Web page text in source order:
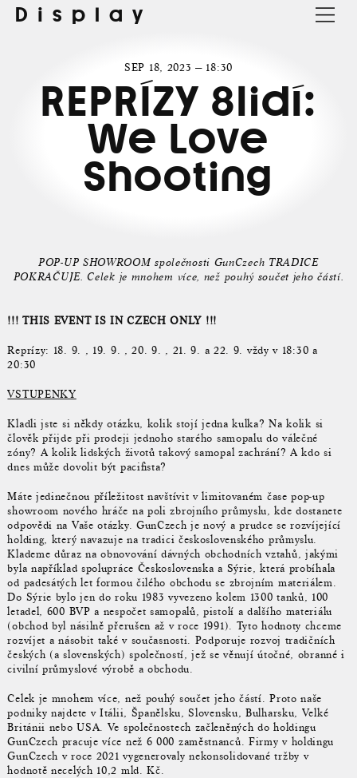
Display
SEP 18, 2023 — 18:30
REPRÍZY 8lidí:
We Love
Shooting
POP-UP SHOWROOM společnosti GunCzech TRADICE
POKRAČUJE. Celek je mnohem více, než pouhý součet jeho částí.
!!! THIS EVENT IS IN CZECH ONLY !!!
Reprízy: 18. 9. , 19. 9. , 20. 9. , 21. 9. a 22. 9. vždy v 18:30 a
20:30
VSTUPENKY
Kladli jste si někdy otázku, kolik stojí jedna kulka? Na kolik si
člověk přijde při prodeji jednoho starého samopalu do válečné
zóny? A kolik lidských životů takový samopal zachrání? A kdo si
dnes může dovolit být pacifista?
Máte jedinečnou příležitost navštívit v limitovaném čase pop-up
showroom nového hráče na poli zbrojního průmyslu, kde dostanete
odpovědi na Vaše otázky. GunCzech je nový a prudce se rozvíjející
holding, který navazuje na tradici československého průmyslu.
Klademe důraz na obnovování dávných obchodních vztahů, jakými
byla například spolupráce Československa a Sýrie, která probíhala
od padesátých let formou čilého obchodu se zbrojním materiálem.
Do Sýrie bylo jen do roku 1983 vyvezeno kolem 1300 tanků, 100
letadel, 600 BVP a nespočet samopalů, pistolí a dalšího materiálu
(obchod byl násilně přerušen až v roce 1991). Tyto hodnoty chceme
rozvíjet a násobit také v současnosti. Podporuje rozvoj tradičních
českých (a slovenských) společností, jež se věnují útočné, obranné i
civilní průmyslové výrobě a obchodu.
Celek je mnohem více, než pouhý součet jeho částí. Proto naše
podniky najdete v Itálii, Španělsku, Slovensku, Bulharsku, Velké
Británii nebo USA. Ve společnostech začleněných do holdingu
GunCzech pracuje více než 6 000 zaměstnanců. Firmy v holdingu
GunCzech v roce 2021 vygenerovaly nekonsolidované tržby v
hodnotě necelých 10,2 mld. Kč.